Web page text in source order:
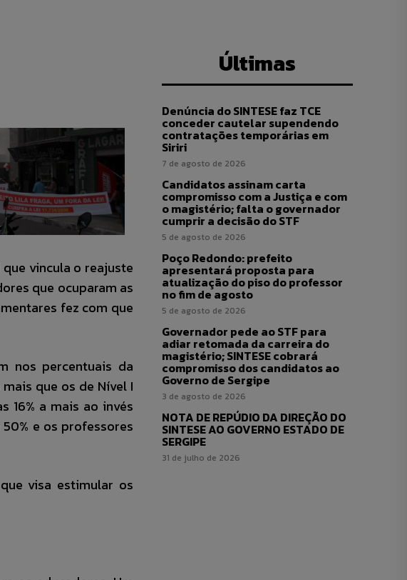
vincula o reajuste
que ocuparam as
fez com que
nos percentuais da
que os de Nível I
16% a mais ao invés
e os professores
visa estimular os
Últimas
Denúncia do SINTESE faz TCE
conceder cautelar supendendo
contratações temporárias em
Siriri
7 de agosto de 2026
Candidatos assinam carta
compromisso com a Justiça e com
o magistério; falta o governador
cumprir a decisão do STF
5 de agosto de 2026
Poço Redondo: prefeito
apresentará proposta para
atualização do piso do professor
no fim de agosto
5 de agosto de 2026
Governador pede ao STF para
adiar retomada da carreira do
magistério; SINTESE cobrará
compromisso dos candidatos ao
Governo de Sergipe
3 de agosto de 2026
NOTA DE REPÚDIO DA DIREÇÃO DO
SINTESE AO GOVERNO ESTADO DE
SERGIPE
31 de julho de 2026